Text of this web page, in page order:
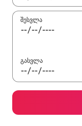
შესვლა
გასვლა